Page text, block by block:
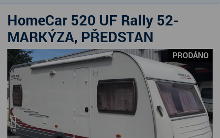
PRODANÉ KARAVANY
PŮJČOVNA KARAVANŮ
DOPLŇKY PRO KARAVANY
SERVIS KARAVANŮ
KONTAKT
HomeCar 520 UF Rally 52-
MARKÝZA, PŘEDSTAN
PRODÁNO